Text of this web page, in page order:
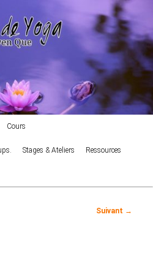
Cours
Stages & Ateliers Ressources
Suivant →